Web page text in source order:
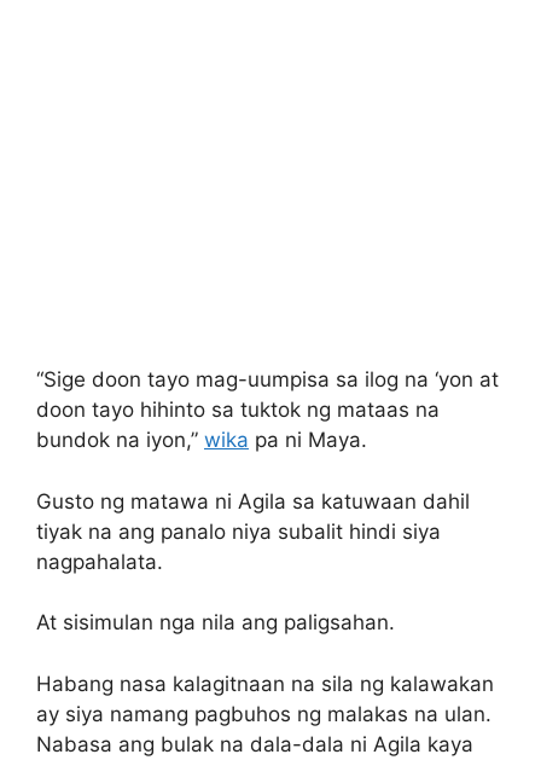
“Sige doon tayo mag-uumpisa sa ilog na ‘yon at
doon tayo hihinto sa tuktok ng mataas na
bundok na iyon,” wika pa ni Maya.
Gusto ng matawa ni Agila sa katuwaan dahil
tiyak na ang panalo niya subalit hindi siya
nagpahalata.
At sisimulan nga nila ang paligsahan.
Habang nasa kalagitnaan na sila ng kalawakan
ay siya namang pagbuhos ng malakas na ulan.
Nabasa ang bulak na dala-dala ni Agila kaya